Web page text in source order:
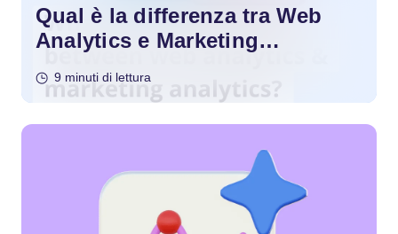
Qual è la differenza tra Web
Analytics e Marketing
9 minuti di lettura